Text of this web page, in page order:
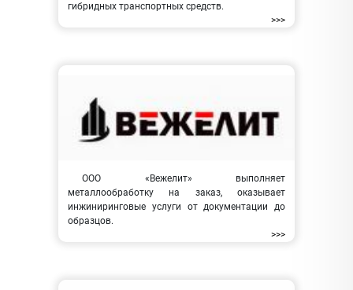
гибридных транспортных средств.
>>>
ООО «Вежелит» выполняет
металлообработку на заказ, оказывает
инжиниринговые услуги от документации до
образцов.
>>>